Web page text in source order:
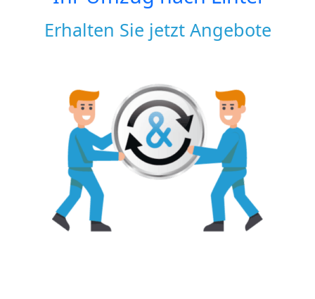
Erhalten Sie jetzt Angebote